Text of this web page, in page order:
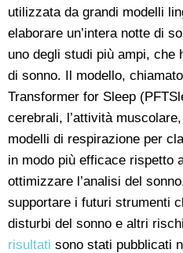
utilizzata da grandi modelli
elaborare un’intera notte di
uno degli studi più ampi, che
di sonno. Il modello,
Transformer for Sleep
cerebrali, l’attività
modelli di respirazione per
in modo più efficace rispetto
ottimizzare l’analisi del
supportare i futuri strumenti
disturbi del sonno e altri
risultati sono stati pubblicati